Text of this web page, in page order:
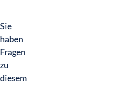
Sie
haben
Fragen
zu
diesem